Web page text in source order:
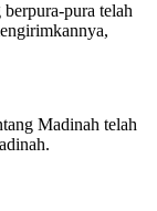
pura telah
Madinah telah